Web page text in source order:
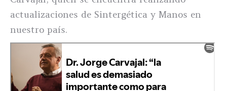
actualizaciones de Sintergética y Manos en
nuestro país.